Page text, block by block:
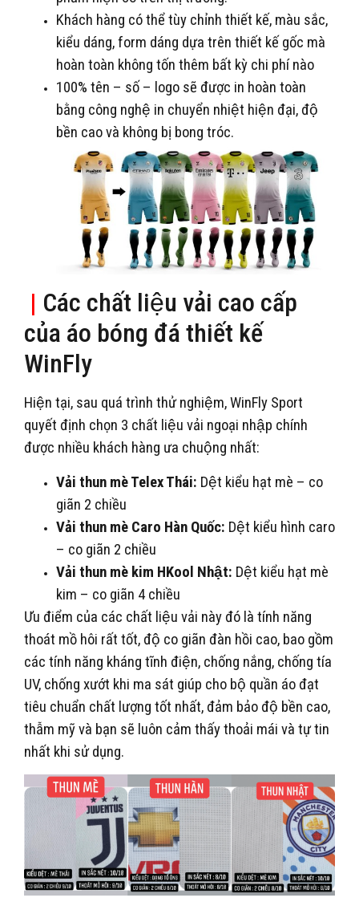
Khách hàng có thể tùy chỉnh thiết kế, màu sắc,
kiểu dáng, form dáng dựa trên thiết kế gốc mà
hoàn toàn không tốn thêm bất kỳ chi phí nào
100% tên – số – logo sẽ được in hoàn toàn
bằng công nghệ in chuyển nhiệt hiện đại, độ
bền cao và không bị bong tróc.
| Các chất liệu vải cao cấp
của áo bóng đá thiết kế
WinFly
Hiện tại, sau quá trình thử nghiệm, WinFly Sport
quyết định chọn 3 chất liệu vải ngoại nhập chính
được nhiều khách hàng ưa chuộng nhất:
Vải thun mè Telex Thái: Dệt kiểu hạt mè – co
giãn 2 chiều
Vải thun mè Caro Hàn Quốc: Dệt kiểu hình caro
– co giãn 2 chiều
Vải thun mè kim HKool Nhật: Dệt kiểu hạt mè
kim – co giãn 4 chiều
Ưu điểm của các chất liệu vải này đó là tính năng
thoát mồ hôi rất tốt, độ co giãn đàn hồi cao, bao gồm
các tính năng kháng tĩnh điện, chống nắng, chống tía
UV, chống xướt khi ma sát giúp cho bộ quần áo đạt
tiêu chuẩn chất lượng tốt nhất, đảm bảo độ bền cao,
thẫm mỹ và bạn sẽ luôn cảm thấy thoải mái và tự tin
nhất khi sử dụng.